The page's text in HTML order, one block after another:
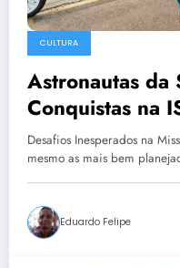
CULTURA
Astronautas da
Conquistas na
Desafios Inesperados na
mesmo as mais bem
Eduardo Felipe